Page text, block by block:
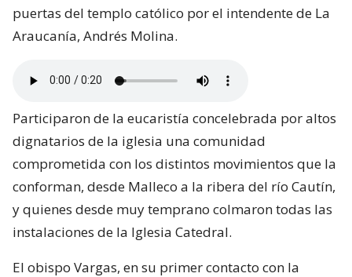
puertas del templo católico por el intendente de La
Araucanía, Andrés Molina.
Participaron de la eucaristía concelebrada por altos
dignatarios de la iglesia una comunidad
comprometida con los distintos movimientos que la
conforman, desde Malleco a la ribera del río Cautín,
y quienes desde muy temprano colmaron todas las
instalaciones de la Iglesia Catedral.
El obispo Vargas, en su primer contacto con la